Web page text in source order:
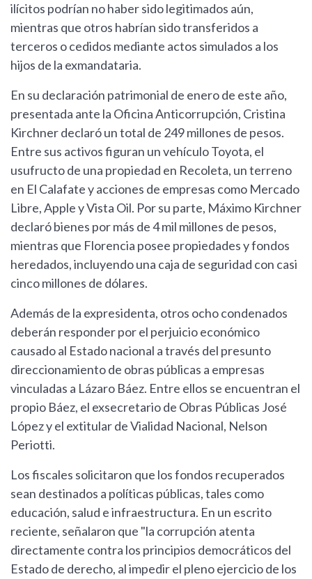
ilícitos podrían no haber sido legitimados aún,
mientras que otros habrían sido transferidos a
terceros o cedidos mediante actos simulados a los
hijos de la exmandataria.
En su declaración patrimonial de enero de este año,
presentada ante la Oficina Anticorrupción, Cristina
Kirchner declaró un total de 249 millones de pesos.
Entre sus activos figuran un vehículo Toyota, el
usufructo de una propiedad en Recoleta, un terreno
en El Calafate y acciones de empresas como Mercado
Libre, Apple y Vista Oil. Por su parte, Máximo Kirchner
declaró bienes por más de 4 mil millones de pesos,
mientras que Florencia posee propiedades y fondos
heredados, incluyendo una caja de seguridad con casi
cinco millones de dólares.
Además de la expresidenta, otros ocho condenados
deberán responder por el perjuicio económico
causado al Estado nacional a través del presunto
direccionamiento de obras públicas a empresas
vinculadas a Lázaro Báez. Entre ellos se encuentran el
propio Báez, el exsecretario de Obras Públicas José
López y el extitular de Vialidad Nacional, Nelson
Periotti.
Los fiscales solicitaron que los fondos recuperados
sean destinados a políticas públicas, tales como
educación, salud e infraestructura. En un escrito
reciente, señalaron que "la corrupción atenta
directamente contra los principios democráticos del
Estado de derecho, al impedir el pleno ejercicio de los